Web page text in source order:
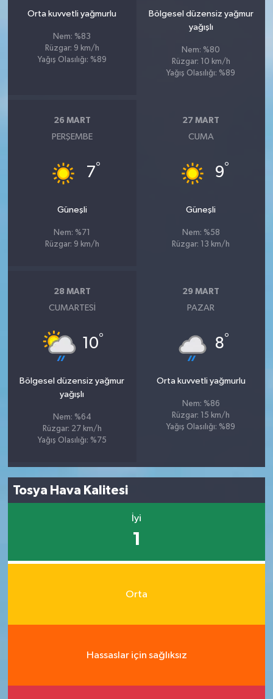
Orta kuvvetli yağmurlu
Nem: %83
Rüzgar: 9 km/h
Yağış Olasılığı: %89
Bölgesel düzensiz yağmur
yağışlı
Nem: %80
Rüzgar: 10 km/h
Yağış Olasılığı: %89
26 MART
PERŞEMBE
7°
Güneşli
Nem: %71
Rüzgar: 9 km/h
27 MART
CUMA
9°
Güneşli
Nem: %58
Rüzgar: 13 km/h
28 MART
CUMARTESI
10°
Bölgesel düzensiz yağmur
yağışlı
Nem: %64
Rüzgar: 27 km/h
Yağış Olasılığı: %75
29 MART
PAZAR
8°
Orta kuvvetli yağmurlu
Nem: %86
Rüzgar: 15 km/h
Yağış Olasılığı: %89
Tosya Hava Kalitesi
İyi
1
Orta
Hassaslar için sağlıksız